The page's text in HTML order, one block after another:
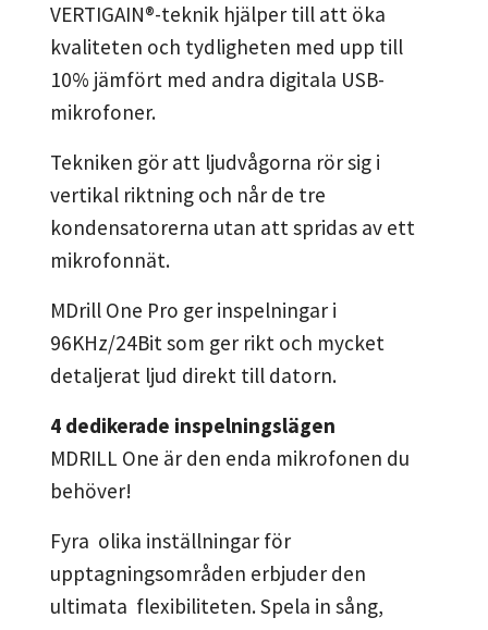
VERTIGAIN®-teknik hjälper till att öka
kvaliteten och tydligheten med upp till
10% jämfört med andra digitala USB-
mikrofoner.
Tekniken gör att ljudvågorna rör sig i
vertikal riktning och når de tre
kondensatorerna utan att spridas av ett
mikrofonnät.
MDrill One Pro ger inspelningar i
96KHz/24Bit som ger rikt och mycket
detaljerat ljud direkt till datorn.
4 dedikerade inspelningslägen
MDRILL One är den enda mikrofonen du
behöver!
Fyra olika inställningar för
upptagningsområden erbjuder den
ultimata flexibiliteten. Spela in sång,